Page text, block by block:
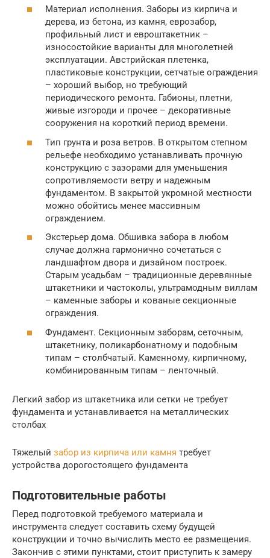
Материал исполнения. Заборы из кирпича и
дерева, из бетона, из камня, еврозабор,
профильный лист и евроштакетник –
износостойкие варианты для многолетней
эксплуатации. Австрийская плетенка,
пластиковые конструкции, сетчатые ограждения
– хороший выбор, но требующий
периодического ремонта. Габионы, плетни,
живые изгороди и прочее – декоративные
сооружения на короткий период времени.
Тип грунта и роза ветров. В открытом степном
рельефе необходимо устанавливать прочную
конструкцию с зазорами для уменьшения
сопротивляемости ветру и надежным
фундаментом. В закрытой укромной местности
можно обойтись менее массивным
ограждением.
Экстерьер дома. Обшивка забора в любом
случае должна гармонично сочетаться с
ландшафтом двора и дизайном построек.
Старым усадьбам – традиционные деревянные
штакетники и частоколы, ультрамодным виллам
– каменные заборы и кованые секционные
ограждения.
Фундамент. Секционным заборам, сеточным,
штакетнику, поликарбонатному и подобным
типам – столбчатый. Каменному, кирпичному,
комбинированным типам – ленточный.
Легкий забор из штакетника или сетки не требует
фундамента и устанавливается на металлических
столбах
Тяжелый забор из кирпича или камня требует
устройства дорогостоящего фундамента
Подготовительные работы
Перед подготовкой требуемого материала и
инструмента следует составить схему будущей
конструкции и точно вычислить место ее размещения.
Закончив с этими пунктами, стоит приступить к замеру